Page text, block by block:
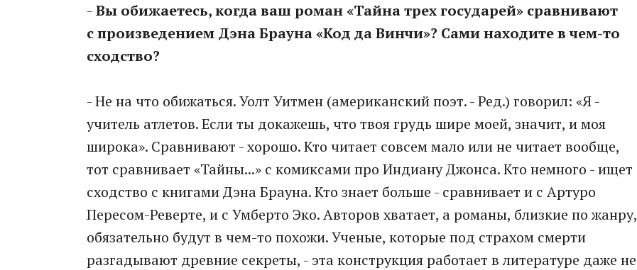
- Вы обижаетесь, когда ваш роман «Тайна трех государей» сравнивают
с произведением Дэна Брауна «Код да Винчи»? Сами находите в чем-то
сходство?
- Не на что обижаться. Уолт Уитмен (американский поэт. - Ред.) говорил: «Я -
учитель атлетов. Если ты докажешь, что твоя грудь шире моей, значит, и моя
широка». Сравнивают - хорошо. Кто читает совсем мало или не читает вообще,
тот сравнивает «Тайны...» с комиксами про Индиану Джонса. Кто немного - ищет
сходство с книгами Дэна Брауна. Кто знает больше - сравнивает и с Артуро
Пересом-Реверте, и с Умберто Эко. Авторов хватает, а романы, близкие по жанру,
обязательно будут в чем-то похожи. Ученые, которые под страхом смерти
разгадывают древние секреты, - эта конструкция работает в литературе даже не